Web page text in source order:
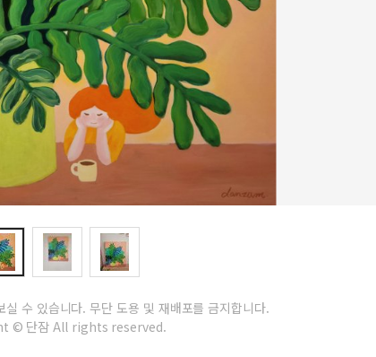
실 수 있습니다. 무단 도용 및 재배포를 금지합니다.
© 단잠 All rights reserved.